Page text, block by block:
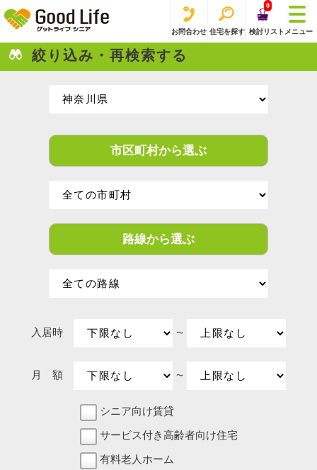
お問合わせ 住宅を探す
0
検討リスト メニュー
絞り込み・再検索する
市区町村から選ぶ
路線から選ぶ
入居時 〜
月 額 〜
シニア向け賃貸
サービス付き高齢者向け住宅
有料老人ホーム